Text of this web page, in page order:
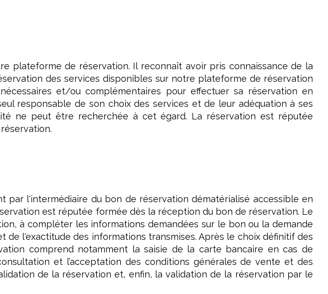
plateforme de réservation. Il reconnaît avoir pris connaissance de la
des services disponibles sur notre plateforme de réservation
et/ou complémentaires pour effectuer sa réservation en
responsable de son choix des services et de leur adéquation à ses
ne peut être recherchée à cet égard. La réservation est réputée
par l'intermédiaire du bon de réservation dématérialisé accessible en
est réputée formée dès la réception du bon de réservation. Le
à compléter les informations demandées sur le bon ou la demande
l'exactitude des informations transmises. Après le choix définitif des
comprend notamment la saisie de la carte bancaire en cas de
et l’acceptation des conditions générales de vente et des
de la réservation et, enfin, la validation de la réservation par le